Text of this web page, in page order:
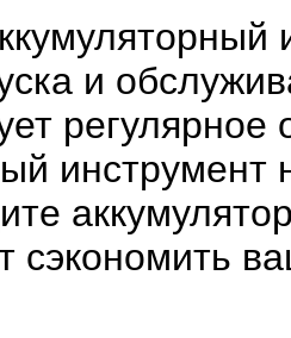
и
сэкономить